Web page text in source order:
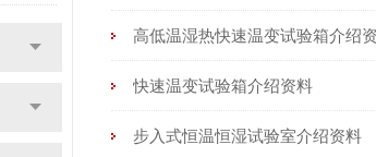
高低温湿热快速温变试验箱介绍
快速温变试验箱介绍资料
步入式恒温恒湿试验室介绍资料